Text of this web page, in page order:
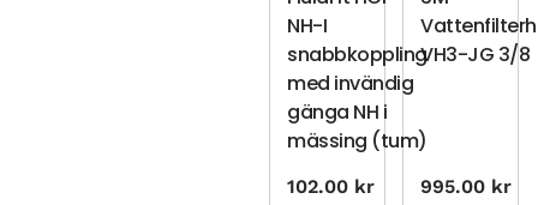
NH-I
snabbkoppling
med invändig
gänga NH i
mässing (tum)
102.00 kr
VH3-JG 3/8
995.00 kr